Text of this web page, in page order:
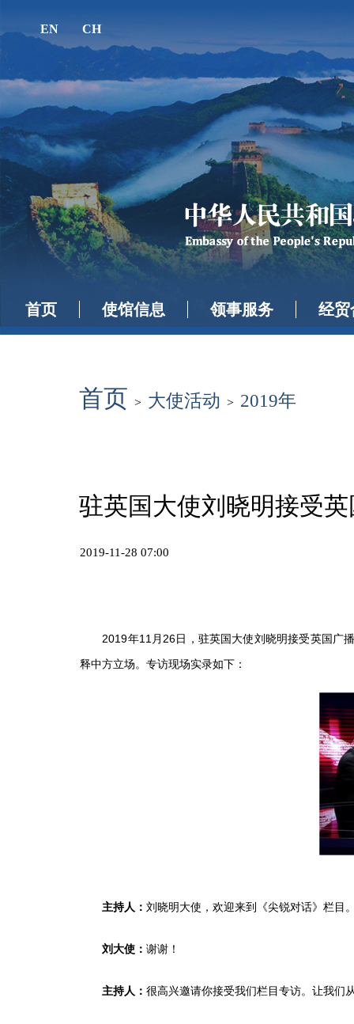
EN CH
首页 使馆信息 领事服务 经贸
首页 > 大使活动 > 2019年
驻英国大使刘晓明接受
2019-11-28 07:00
2019年11月26日，驻英国大使刘晓明接受英国广播
释中方立场。专访现场实录如下：
主持人： 刘晓明大使，欢迎来到《尖锐对话》栏目
刘大使： 谢谢！
主持人： 很高兴邀请你接受我们栏目专访。让我们